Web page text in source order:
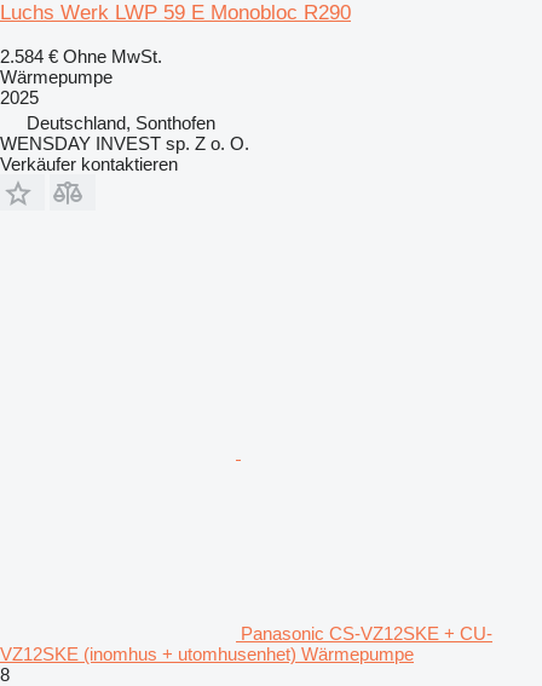
Luchs Werk LWP 59 E Monobloc R290
2.584 € Ohne MwSt.
Wärmepumpe
2025
Deutschland, Sonthofen
WENSDAY INVEST sp. Z o. O.
Verkäufer kontaktieren
Panasonic CS-VZ12SKE + CU-
VZ12SKE (inomhus + utomhusenhet) Wärmepumpe
8